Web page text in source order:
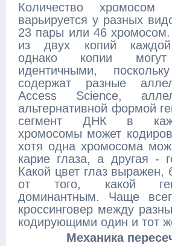
Количество хромосом
варьируется у разных
23 пары или 46
из двух копий
однако копии
идентичными,
содержат разные
Access Science,
альтернативной формой
сегмент ДНК в
хромосомы может
хотя одна хромосома
карие глаза, а другая -
Какой цвет глаз выражен,
от того, какой
доминантным. Чаще
кроссинговер между
кодирующими один и тот
Механика